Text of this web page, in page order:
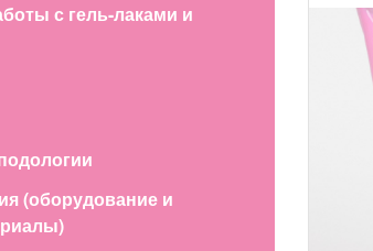
с гель-лаками и
(оборудование и